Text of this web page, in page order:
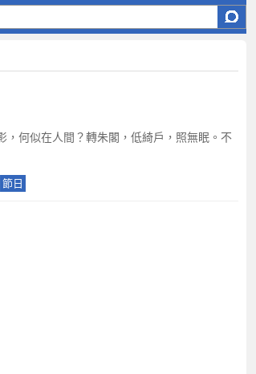
，何似在人間？轉朱閣，低綺戶，照無眠。不
節日